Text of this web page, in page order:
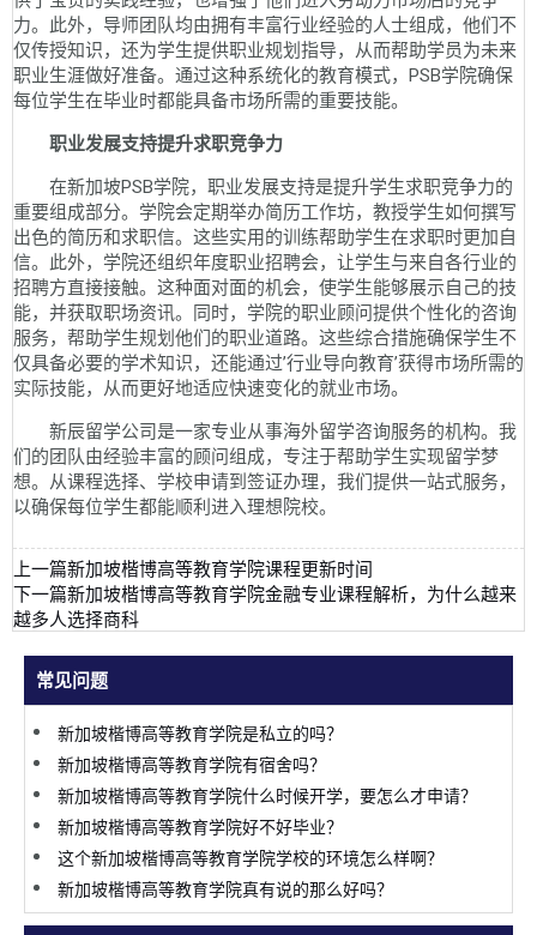
力。此外，导师团队均由拥有丰富行业经验的人士组成，他们不
仅传授知识，还为学生提供职业规划指导，从而帮助学员为未来
职业生涯做好准备。通过这种系统化的教育模式，PSB学院确保
每位学生在毕业时都能具备市场所需的重要技能。
职业发展支持提升求职竞争力
在新加坡PSB学院，职业发展支持是提升学生求职竞争力的
重要组成部分。学院会定期举办简历工作坊，教授学生如何撰写
出色的简历和求职信。这些实用的训练帮助学生在求职时更加自
信。此外，学院还组织年度职业招聘会，让学生与来自各行业的
招聘方直接接触。这种面对面的机会，使学生能够展示自己的技
能，并获取职场资讯。同时，学院的职业顾问提供个性化的咨询
服务，帮助学生规划他们的职业道路。这些综合措施确保学生不
仅具备必要的学术知识，还能通过’行业导向教育’获得市场所需的
实际技能，从而更好地适应快速变化的就业市场。
新辰留学公司是一家专业从事海外留学咨询服务的机构。我
们的团队由经验丰富的顾问组成，专注于帮助学生实现留学梦
想。从课程选择、学校申请到签证办理，我们提供一站式服务，
以确保每位学生都能顺利进入理想院校。
上一篇新加坡楷博高等教育学院课程更新时间
下一篇新加坡楷博高等教育学院金融专业课程解析，为什么越来
越多人选择商科
常见问题
新加坡楷博高等教育学院是私立的吗？
新加坡楷博高等教育学院有宿舍吗？
新加坡楷博高等教育学院什么时候开学，要怎么才申请？
新加坡楷博高等教育学院好不好毕业？
这个新加坡楷博高等教育学院学校的环境怎么样啊？
新加坡楷博高等教育学院真有说的那么好吗？